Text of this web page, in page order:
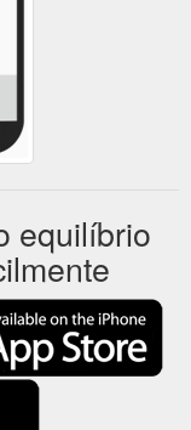
equilíbrio